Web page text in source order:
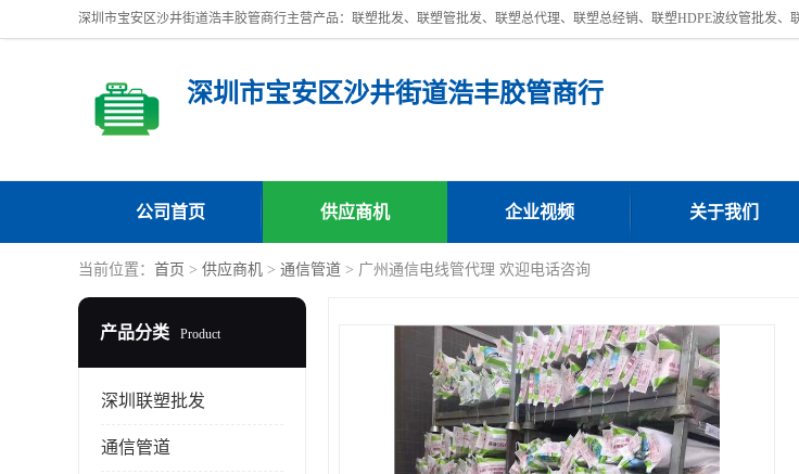
深圳市宝安区沙井街道浩丰胶管商行
公司首页 供应商机 企业视频 关于我们
当前位置： 首页 > 供应商机 > 通信管道 > 广州通信电线管代理 欢迎电话咨询
产品分类 Product
深圳联塑批发
通信管道